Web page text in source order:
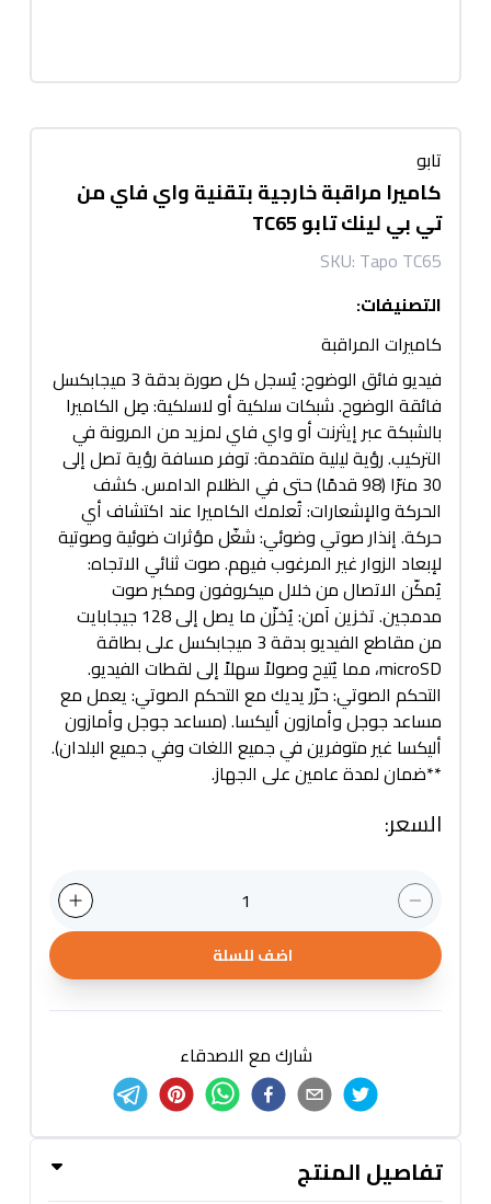
تابو
كاميرا مراقبة خارجية بتقنية واي فاي من
تي بي لينك تابو TC65
SKU: Tapo TC65
التصنيفات:
كاميرات المراقبة
فيديو فائق الوضوح: يُسجل كل صورة بدقة 3 ميجابكسل
فائقة الوضوح. شبكات سلكية أو لاسلكية: صِل الكاميرا
بالشبكة عبر إيثرنت أو واي فاي لمزيد من المرونة في
التركيب. رؤية ليلية متقدمة: توفر مسافة رؤية تصل إلى
30 مترًا (98 قدمًا) حتى في الظلام الدامس. كشف
الحركة والإشعارات: تُعلمك الكاميرا عند اكتشاف أي
حركة. إنذار صوتي وضوئي: شغّل مؤثرات ضوئية وصوتية
لإبعاد الزوار غير المرغوب فيهم. صوت ثنائي الاتجاه:
يُمكّن الاتصال من خلال ميكروفون ومكبر صوت
مدمجين. تخزين آمن: يُخزّن ما يصل إلى 128 جيجابايت
من مقاطع الفيديو بدقة 3 ميجابكسل على بطاقة
microSD، مما يُتيح وصولاً سهلاً إلى لقطات الفيديو.
التحكم الصوتي: حرّر يديك مع التحكم الصوتي: يعمل مع
مساعد جوجل وأمازون أليكسا. (مساعد جوجل وأمازون
أليكسا غير متوفرين في جميع اللغات وفي جميع البلدان).
**ضمان لمدة عامين على الجهاز.
السعر:
1
اضف للسلة
شارك مع الاصدقاء
تفاصيل المنتج